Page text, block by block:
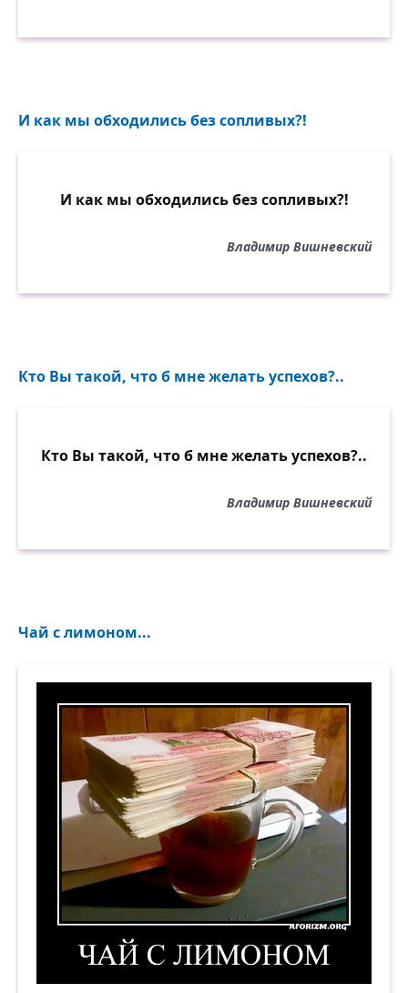
И как мы обходились без сопливых?!
И как мы обходились без сопливых?!
Владимир Вишневский
Кто Вы такой, что б мне желать успехов?..
Кто Вы такой, что б мне желать успехов?..
Владимир Вишневский
Чай с лимоном...